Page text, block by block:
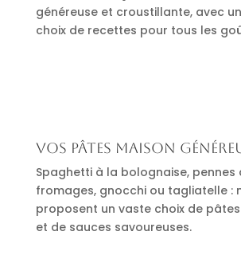
généreuse et croustillante, avec
choix de recettes pour tous les
Vos pâtes maison
Spaghetti à la bolognaise, pennes
fromages, gnocchi ou tagliatelle :
proposent un vaste choix de
et de sauces savoureuses.